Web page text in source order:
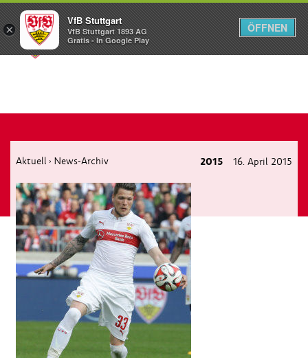
Menü
Aktuell › News-Archiv 2015 16. April 2015
×
VfB Stuttgart
VfB Stuttgart 1893 AG
Gratis - In Google Play
ÖFFNEN